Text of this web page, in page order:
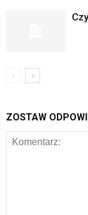
ZOSTAW